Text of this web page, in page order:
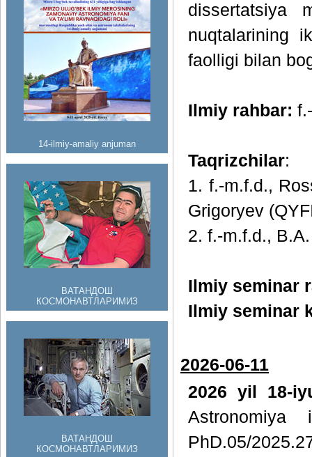
14-ilmiy-amaliy anjuman
ВАТАНДОШ
КОСМОНАВТЛАРИМИЗ
ВАТАНДОШ
КОСМОНАВТЛАРИМИЗ
dissertatsiya
nuqtalarining
faolligi bilan
Ilmiy rahbar:
Taqrizchilar:
1. f.-m.f.d.,
Grigoryev
2. f.-m.f.d.,
Ilmiy seminar
Ilmiy seminar
2026-06-11
2026 yil 18-
Astronomiya
PhD.05/